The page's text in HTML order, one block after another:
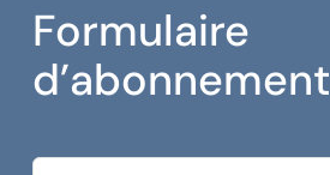
Formulaire
d’abonnement